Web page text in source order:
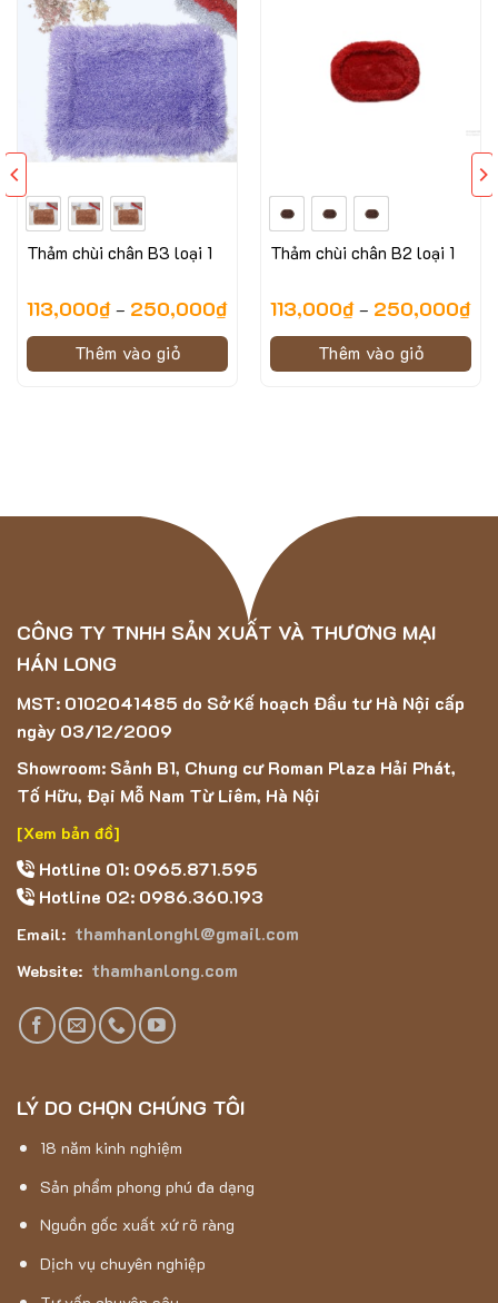
Hình ảnh minh họa của mẫu thảm chùi chân B3 loại 2
Độ dày: 3,5 cm – 6 cm
Đặc điểm nổi bật của mẫu thảm chùi chân B3
loại 2
Thảm chùi chân B3 loại 2
việc thấm nước và tiện ích giặt nhanh khô. Không còn phải
lo lắng về vấn đề nước làm ướt sàn nhà và quá trình giặt
thảm trở nên đơn giản và tiện lợi hơn bao giờ hết.
Thảm chùi chân B3 loại 1
113,000₫– 250,000₫
Thêm vào giỏ
Thảm chùi chân B2 loại 1
113,000₫– 250,000₫
Thêm vào giỏ
CÔNG TY TNHH SẢN XUẤT VÀ THƯƠNG MẠI
HÁN LONG
MST: 0102041485 do Sở Kế hoạch Đầu tư Hà Nội cấp
ngày 03/12/2009
Showroom: Sảnh B1, Chung cư Roman Plaza Hải Phát,
Tố Hữu, Đại Mỗ Nam Từ Liêm, Hà Nội
[Xem bản đồ]
Hotline 01: 0965.871.595
Hotline 02: 0986.360.193
Email: thamhanlonghl@gmail.com
Website: thamhanlong.com
LÝ DO CHỌN CHÚNG TÔI
18 năm kinh nghiệm
Sản phẩm phong phú đa dạng
Nguồn gốc xuất xứ rõ ràng
Dịch vụ chuyên nghiệp